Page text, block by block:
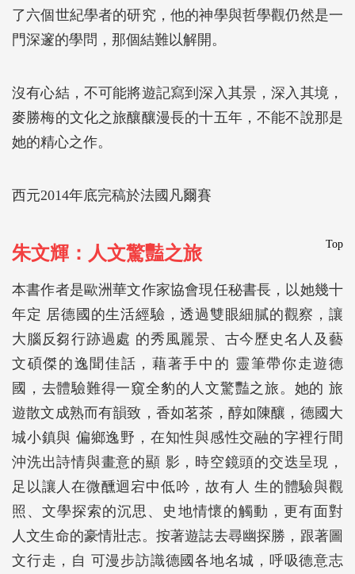
了六個世紀學者的研究，他的神學與哲學觀仍然是一
門深邃的學問，那個結難以解開。
沒有心結，不可能將遊記寫到深入其景，深入其境，
麥勝梅的文化之旅釀釀漫長的十五年，不能不說那是
她的精心之作。
西元2014年底完稿於法國凡爾賽
Top
朱文輝：人文驚豔之旅
本書作者是歐洲華文作家協會現任秘書長，以她幾十
年定 居德國的生活經驗，透過雙眼細膩的觀察，讓
大腦反芻行跡過處 的秀風麗景、古今歷史名人及藝
文碩傑的逸聞佳話，藉著手中的 靈筆帶你走遊德
國，去體驗難得一窺全豹的人文驚豔之旅。她的 旅
遊散文成熟而有韻致，香如茗茶，醇如陳釀，德國大
城小鎮與 偏鄉逸野，在知性與感性交融的字裡行間
沖洗出詩情與畫意的顯 影，時空鏡頭的交迭呈現，
足以讓人在微醺迴宕中低吟，故有人 生的體驗與觀
照、文學探索的沉思、史地情懷的觸動，更有面對
人文生命的豪情壯志。按著遊誌去尋幽探勝，跟著圖
文行走，自 可漫步訪識德國各地名城，呼吸德意志